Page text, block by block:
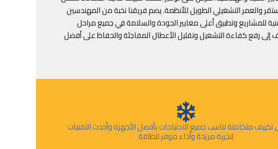
والعمر التشغيلي الطويل للأنظمة. يضم فريقنا نخبة من المهندسين
للمشاريع وتطبيق أعلى معايير الجودة والسلامة في جميع مراحل
إلى رفع كفاءة التشغيل وتقليل الأعطال المفاجئة والحفاظ على أفضل
تكييف متكاملة تناسب جميع الاحتياجات بأفضل الأجهزة وأحدث التقنيات
لتجربة مريحة وأداء موفر للطاقة